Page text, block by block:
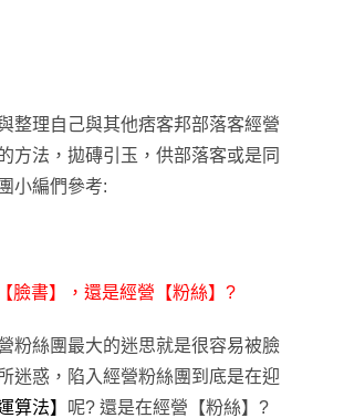
整理自己與其他痞客邦部落客經營
方法 ， 拋磚引玉 ， 供部落客或是同
小編們參考:
【臉書】 ，還是經營【粉絲】?
粉絲團最大的迷思就是很容易被臉
迷惑，陷入經營粉絲團到底是在迎
算法】 呢? 還是在經營 【粉絲】 ?